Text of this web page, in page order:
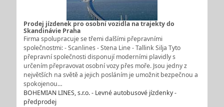
Prodej jízdenek pro osobní vozidla na trajekty do
Skandinávie Praha
Firma spolupracuje se třemi dalšími přepravními
společnostmi: - Scanlines - Stena Line - Tallink Silja Tyto
přepravní společnosti disponují moderními plavidly s
určením přepravovat osobní vozy přes moře. Jsou jedny z
největších na světě a jejich posláním je umožnit bezpečnou a
spokojenou…
BOHEMIAN LINES, s.r.o. - Levné autobusové jízdenky -
předprodej